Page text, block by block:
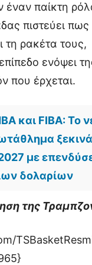
έναν παίκτη
πιστεύει
τη ρακέτα τους,
ενόψει
που έρχεται.
και FIBA: Το
με
δολαρίων
της